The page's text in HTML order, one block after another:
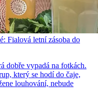
Fialová letní zásoba do
dobře vypadá na fotkách.
který se hodí do čaje,
louhování, nebude